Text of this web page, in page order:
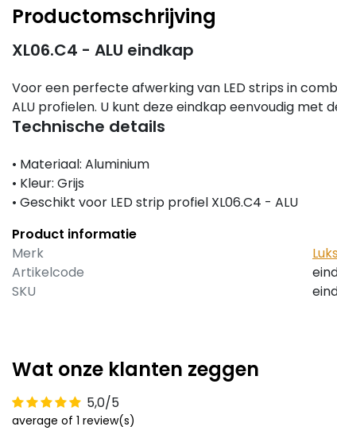
Productomschrijving
XL06.C4 - ALU eindkap
Voor een perfecte afwerking van LED strips in
ALU profielen. U kunt deze eindkap eenvoudig met
Technische details
• Materiaal: Aluminium
• Kleur: Grijs
• Geschikt voor LED strip profiel XL06.C4 - ALU
Product informatie
Merk
Artikelcode
SKU
Wat onze klanten zeggen
5,0/5
average of 1 review(s)